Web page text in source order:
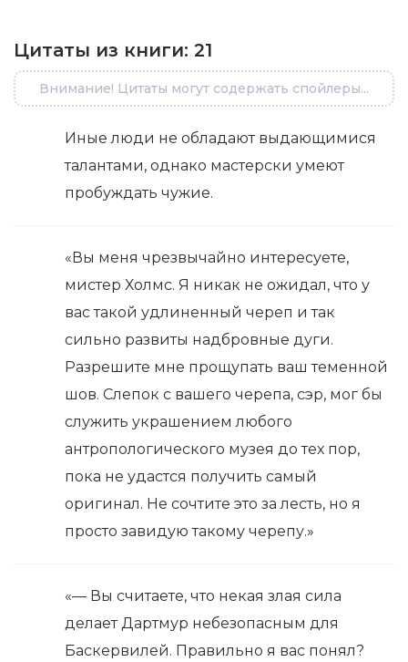
Цитаты из книги: 21
Внимание! Цитаты могут содержать спойлеры...
Иные люди не обладают выдающимися
талантами, однако мастерски умеют
пробуждать чужие.
«Вы меня чрезвычайно интересуете,
мистер Холмс. Я никак не ожидал, что у
вас такой удлиненный череп и так
сильно развиты надбровные дуги.
Разрешите мне прощупать ваш теменной
шов. Слепок с вашего черепа, сэр, мог бы
служить украшением любого
антропологического музея до тех пор,
пока не удастся получить самый
оригинал. Не сочтите это за лесть, но я
просто завидую такому черепу.»
«— Вы считаете, что некая злая сила
делает Дартмур небезопасным для
Баскервилей. Правильно я вас понял?